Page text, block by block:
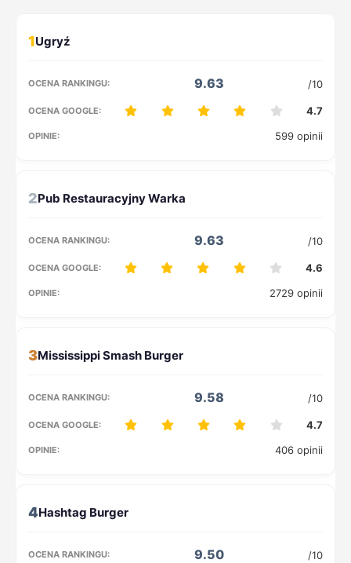
1
9.63 /10
4.7
599 opinii
2
9.63 /10
4.6
2729 opinii
3
9.58 /10
4.7
406 opinii
4
9.50 /10